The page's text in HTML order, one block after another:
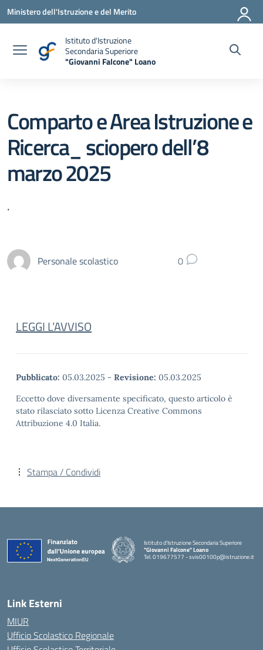
Vai ai contenuti
Vai al menu di navigazione
Vai al footer
Ministero dell'Istruzione e del Merito
Istituto d'Istruzione
Secondaria Superiore
"Giovanni Falcone" Loano
Comparto e Area Istruzione e
Ricerca_ sciopero dell’8
marzo 2025
.
Personale scolastico 0
LEGGI L’AVVISO
Pubblicato: 05.03.2025 - Revisione: 05.03.2025
Eccetto dove diversamente specificato, questo articolo è
stato rilasciato sotto Licenza Creative Commons
Attribuzione 4.0 Italia.
Stampa / Condividi
Istituto d'Istruzione Secondaria Superiore
"Giovanni Falcone" Loano
Tel. 019677577 - svis00100p@istruzione.it
— Visita la pagina iniziale della scuola
Link Esterni
MIUR
Ufficio Scolastico Regionale